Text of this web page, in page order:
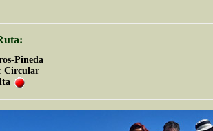
Pineda
Circular